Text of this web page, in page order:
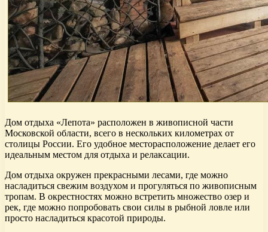
Дом отдыха «Лепота» расположен в живописной части
Московской области, всего в нескольких километрах от
столицы России. Его удобное месторасположение делает его
идеальным местом для отдыха и релаксации.
Дом отдыха окружен прекрасными лесами, где можно
насладиться свежим воздухом и прогуляться по живописным
тропам. В окрестностях можно встретить множество озер и
рек, где можно попробовать свои силы в рыбной ловле или
просто насладиться красотой природы.